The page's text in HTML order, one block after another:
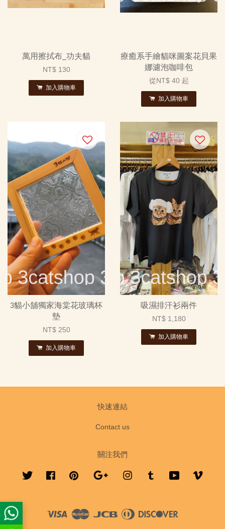
萬用擦拭布_功夫貓
NT$ 130
加入購物車
療癒系手繪貓咪圖案花貝果
娜濾泡咖啡包
從NT$ 40 起
加入購物車
3貓小舖獨家海棠花玻璃杯
墊
NT$ 250
加入購物車
吸濕排汗衫兩件
NT$ 1,180
加入購物車
快速連結
Contact us
關注我們
Twitter FacebookPinterest Google InstagramTumblr YouTube
Visa Master JCB
Diners